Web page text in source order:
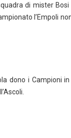
di mister
l’Empoli
dono i Campioni